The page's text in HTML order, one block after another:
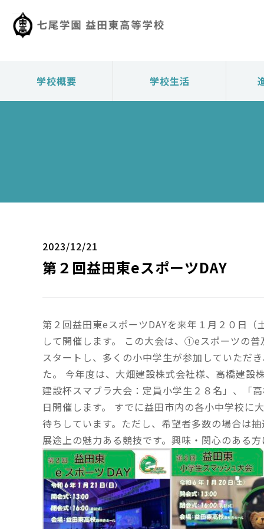
学校概要 学校生活
2023/12/21
第２回益田東eスポーツDAY
第２回益田東eスポーツDAYを来年１月２０日
して開催します。 この大会は、①eスポーツの
スタートし、多くの小中学生が参加していただ
た。 今年度は、大畑建設株式会社様、高橋建設
建設杯スマブラ大会：定員小学生２８名」、「
日開催します。 すでに益田市内の各小中学校に
待ちしています。ただし、希望者多数の場合は
展途上の魅力ある競技です。興味・関心のある